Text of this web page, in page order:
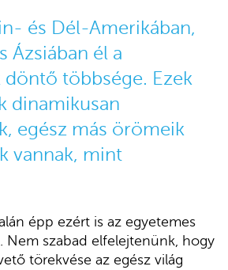
és Dél-Amerikában,
Ázsiában él a
döntő többsége. Ezek
dinamikusan
egész más örömeik
vannak, mint
épp ezért is az egyetemes
Nem szabad elfelejtenünk, hogy
törekvése az egész világ